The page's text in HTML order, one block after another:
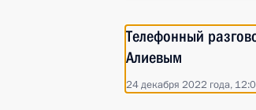
Телефонный
Алиевым
24 декабря 2022 года,